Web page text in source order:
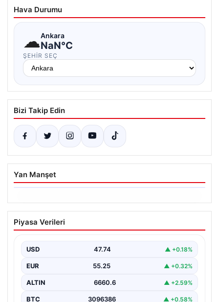
Hava Durumu
☁Ankara
NaN°C
ŞEHIR SEÇ
Bizi Takip Edin
Yan Manşet
06.08.2026
Dumanlar ilçeyi kapladı: Bursa’da
tamirhanede yangın
Piyasa Verileri
USD 47.74 ▲ +0.18%
EUR 55.25 ▲ +0.32%
ALTIN 6660.6 ▲ +2.59%
BTC 3096386 ▲ +0.58%